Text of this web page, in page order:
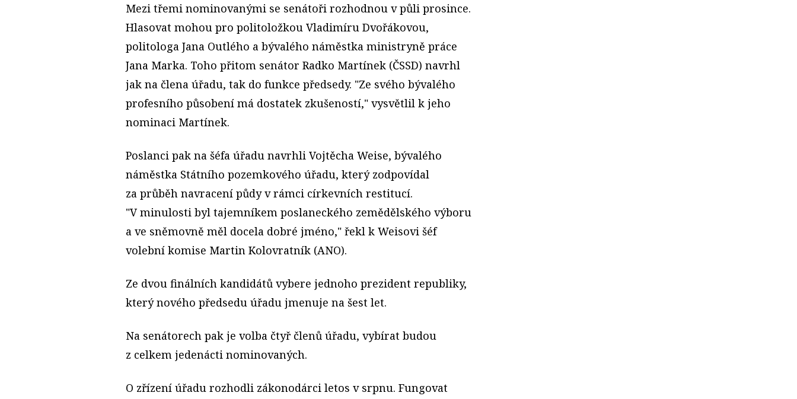
Mezi třemi nominovanými se senátoři rozhodnou v půli prosince.
Hlasovat mohou pro politoložkou Vladimíru Dvořákovou,
politologa Jana Outlého a bývalého náměstka ministryně práce
Jana Marka. Toho přitom senátor Radko Martínek (ČSSD) navrhl
jak na člena úřadu, tak do funkce předsedy. "Ze svého bývalého
profesního působení má dostatek zkušeností," vysvětlil k jeho
nominaci Martínek.
Poslanci pak na šéfa úřadu navrhli Vojtěcha Weise, bývalého
náměstka Státního pozemkového úřadu, který zodpovídal
za průběh navracení půdy v rámci církevních restitucí.
"V minulosti byl tajemníkem poslaneckého zemědělského výboru
a ve sněmovně měl docela dobré jméno," řekl k Weisovi šéf
volební komise Martin Kolovratník (ANO).
Ze dvou finálních kandidátů vybere jednoho prezident republiky,
který nového předsedu úřadu jmenuje na šest let.
Na senátorech pak je volba čtyř členů úřadu, vybírat budou
z celkem jedenácti nominovaných.
O zřízení úřadu rozhodli zákonodárci letos v srpnu. Fungovat